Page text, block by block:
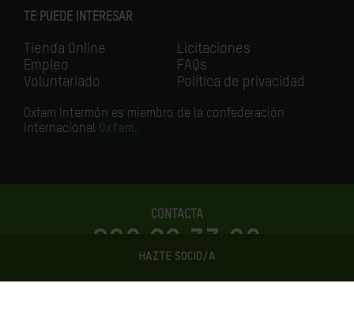
HAZTE SOCIO/A
TE PUEDE INTERESAR
Tienda Online
Empleo
Voluntariado
Licitaciones
FAQs
Política de privacidad
Oxfam Intermón es miembro de la confederación
internacional Oxfam.
CONTACTA
900 22 33 00